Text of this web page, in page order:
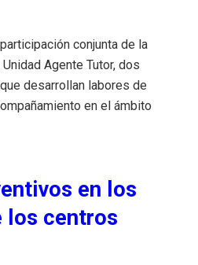
conjunta de la
Agente Tutor, dos
desarrollan labores de
en el ámbito
en los
los centros